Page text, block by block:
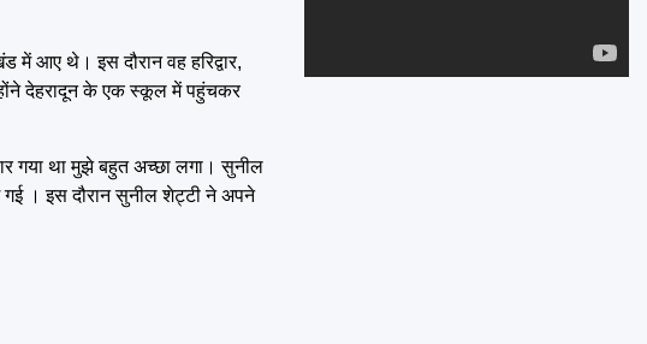
में आए थे। इस दौरान वह हरिद्वार,
देहरादून के एक स्कूल में पहुंचकर
गया था मुझे बहुत अच्छा लगा। सुनील
। इस दौरान सुनील शेट्टी ने अपने